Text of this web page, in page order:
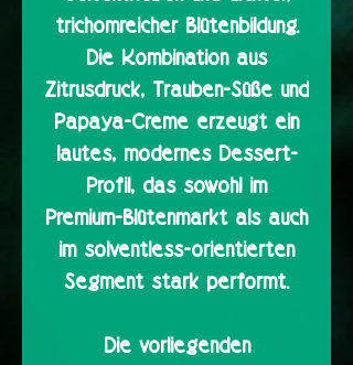
trichomreicher Blütenbildung.
Die Kombination aus
Zitrusdruck, Trauben-Süße und
Papaya-Creme erzeugt ein
lautes, modernes Dessert-
Profil, das sowohl im
Premium-Blütenmarkt als auch
im solventless-orientierten
Segment stark performt.
Die vorliegenden